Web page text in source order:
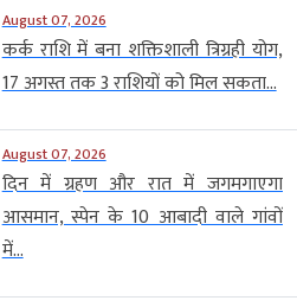
August 07, 2026
कर्क राशि में बना शक्तिशाली त्रिग्रही योग,
17 अगस्त तक 3 राशियों को मिल सकता...
August 07, 2026
दिन में ग्रहण और रात में जगमगाएगा
आसमान, स्पेन के 10 आबादी वाले गांवों
में...